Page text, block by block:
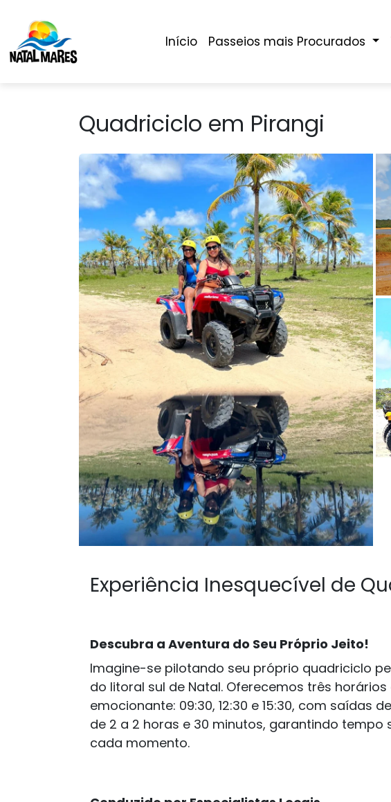
Início Passeios mais Procurados
Quadriciclo em Pirangi
Experiência Inesquecível de
Descubra a Aventura do Seu Próprio Jeito!
Imagine-se pilotando seu próprio quadriciclo
do litoral sul de Natal. Oferecemos três
emocionante: 09:30, 12:30 e 15:30, com saídas
de 2 a 2 horas e 30 minutos, garantindo
cada momento.